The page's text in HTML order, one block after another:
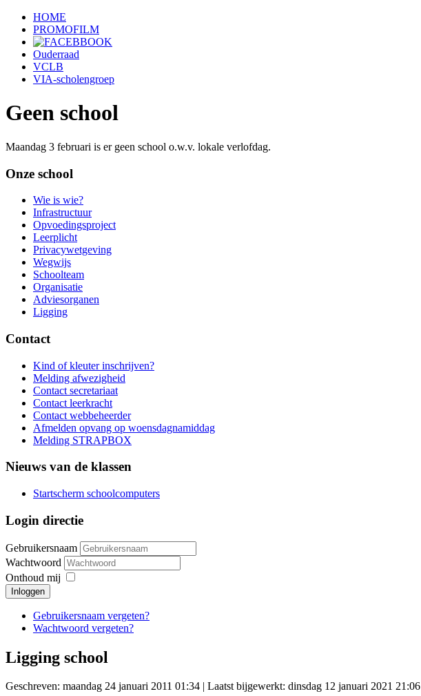
HOME
PROMOFILM
Ouderraad
VCLB
VIA-scholengroep
Geen school
Maandag 3 februari is er geen school o.w.v. lokale verlofdag.
Onze school
Wie is wie?
Infrastructuur
Opvoedingsproject
Leerplicht
Privacywetgeving
Wegwijs
Schoolteam
Organisatie
Adviesorganen
Ligging
Contact
Kind of kleuter inschrijven?
Melding afwezigheid
Contact secretariaat
Contact leerkracht
Contact webbeheerder
Afmelden opvang op woensdagnamiddag
Melding STRAPBOX
Nieuws van de klassen
Startscherm schoolcomputers
Login directie
Gebruikersnaam
Wachtwoord
Onthoud mij
Inloggen
Gebruikersnaam vergeten?
Wachtwoord vergeten?
Ligging school
Geschreven: maandag 24 januari 2011 01:34 | Laatst bijgewerkt: dinsdag 12 januari 2021 21:06